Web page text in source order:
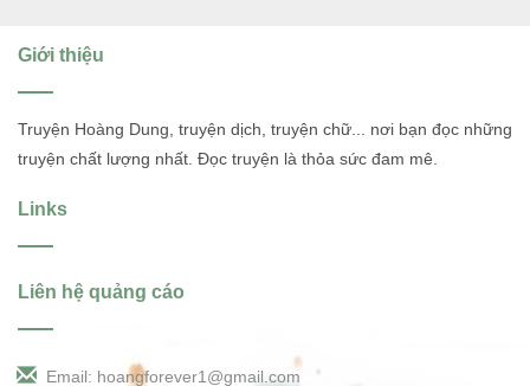
Giới thiệu
Truyện Hoàng Dung, truyện dịch, truyện chữ... nơi bạn đọc những
truyện chất lượng nhất. Đọc truyện là thỏa sức đam mê.
Links
Liên hệ quảng cáo
Email: hoangforever1@gmail.com